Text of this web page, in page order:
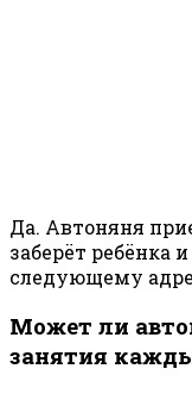
Да. Автоняня
заберёт ребёнка
следующему
Может ли
занятия